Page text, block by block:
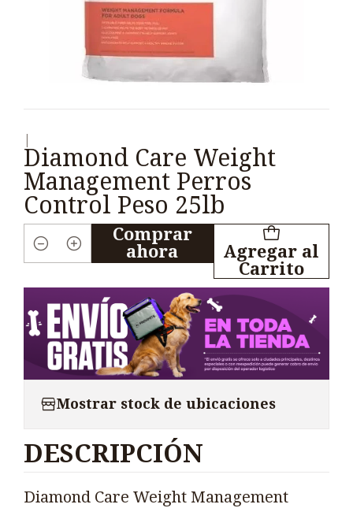
Diamond Care Weight
Management Perros
Control Peso 25lb
Cantidad
Agregar al
Carrito
Comprar
ahora
Mostrar stock de ubicaciones
DESCRIPCIÓN
Diamond Care Weight Management